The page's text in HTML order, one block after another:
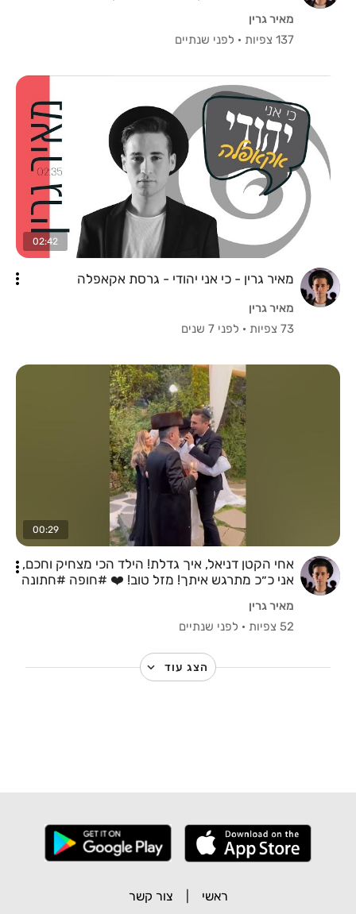
מאיר גרין
137 צפיות
· לפני שנתיים
02:42
מאיר גרין - כי אני יהודי - גרסת אקאפלה
מאיר גרין
73 צפיות
· לפני 7 שנים
00:29
אחי הקטן דניאל, איך גדלת! הילד הכי מצחיק וחכם,
אני כ״כ מתרגש איתך! מזל טוב! ❤️ #חופה #חתונה
מאיר גרין
52 צפיות
· לפני שנתיים
הצג עוד
ראשי צור קשר